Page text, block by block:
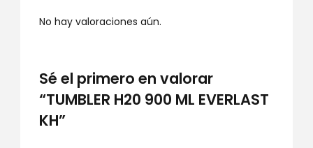
No hay valoraciones aún.
Sé el primero en valorar
“TUMBLER H20 900 ML EVERLAST
KH”